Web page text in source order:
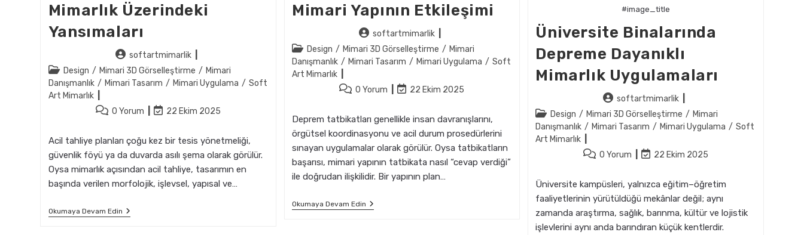
Mimarlık Üzerindeki
Yansımaları
Post
author:
softartmimarlik
Post
category:
Design / Mimari 3D Görselleştirme / Mimari
Danışmanlık / Mimari Tasarım / Mimari Uygulama / Soft
Art Mimarlık
Post0 Yorum
Post
modified:
22 Ekim 2025
Acil tahliye planları çoğu kez bir tesis yönetmeliği,
güvenlik föyü ya da duvarda asılı şema olarak görülür.
Oysa mimarlık açısından acil tahliye, tasarımın en
başında verilen morfolojik, işlevsel, yapısal ve…
Okumaya Devam EdinAcil
Tahliye
Mimari Yapının Etkileşimi
Post
author:
softartmimarlik
Post
category:
Design / Mimari 3D Görselleştirme / Mimari
Danışmanlık / Mimari Tasarım / Mimari Uygulama / Soft
Art Mimarlık
Post0 Yorum
Post
modified:
22 Ekim 2025
Deprem tatbikatları genellikle insan davranışlarını,
örgütsel koordinasyonu ve acil durum prosedürlerini
sınayan uygulamalar olarak görülür. Oysa tatbikatların
başarısı, mimari yapının tatbikata nasıl “cevap verdiği”
ile doğrudan ilişkilidir. Bir yapının plan…
Okumaya Devam Edin Deprem
Tatbikatlarında
#image_title
Üniversite Binalarında
Depreme Dayanıklı
Mimarlık Uygulamaları
Post
author:
softartmimarlik
Post
category:
Design / Mimari 3D Görselleştirme / Mimari
Danışmanlık / Mimari Tasarım / Mimari Uygulama / Soft
Art Mimarlık
Post0 Yorum
Post
modified:
22 Ekim 2025
Üniversite kampüsleri, yalnızca eğitim–öğretim
faaliyetlerinin yürütüldüğü mekânlar değil; aynı
zamanda araştırma, sağlık, barınma, kültür ve lojistik
işlevlerini aynı anda barındıran küçük kentlerdir.